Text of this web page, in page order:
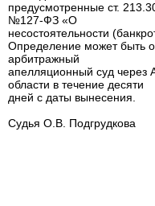
предусмотренные ст.
№127-ФЗ «О
несостоятельности
Определение может быть
арбитражный
апелляционный суд через
области в течение десяти
дней с даты вынесения.
Судья О.В. Подгрудкова